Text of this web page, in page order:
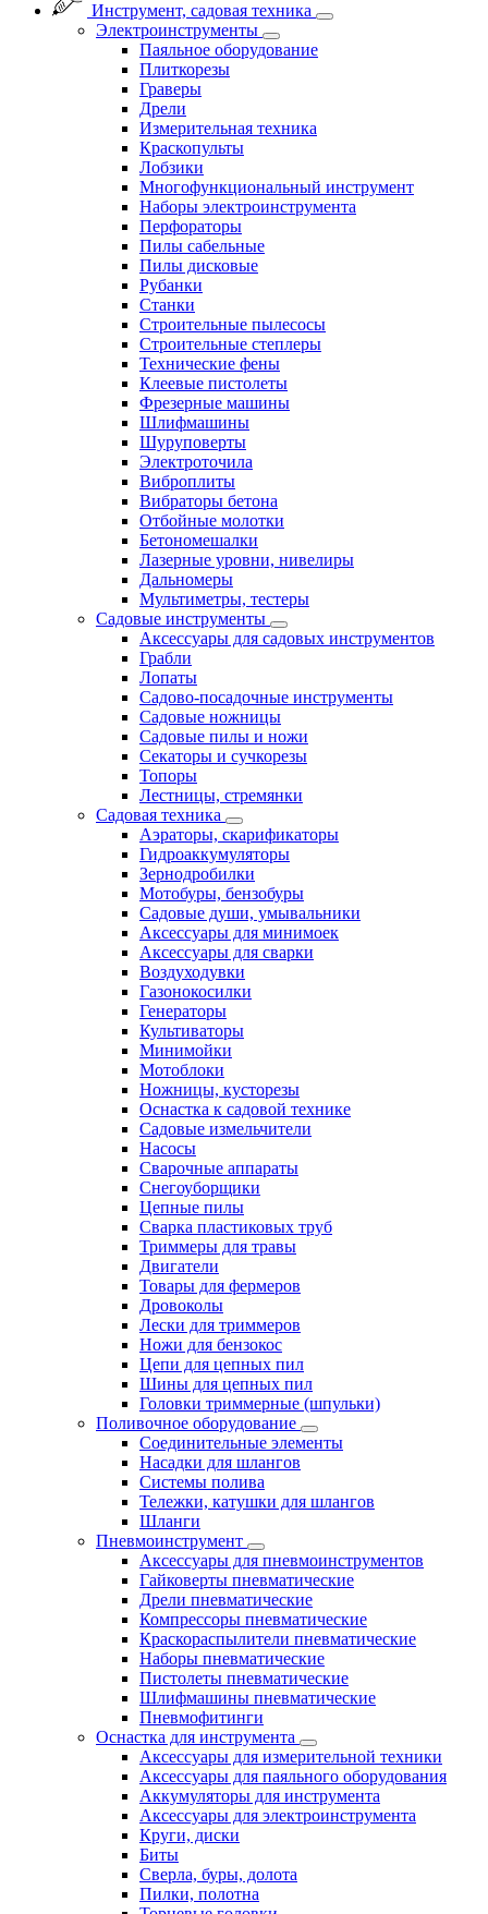
Инструмент, садовая техника
Электроинструменты
Паяльное оборудование
Плиткорезы
Граверы
Дрели
Измерительная техника
Краскопульты
Лобзики
Многофункциональный инструмент
Наборы электроинструмента
Перфораторы
Пилы сабельные
Пилы дисковые
Рубанки
Станки
Строительные пылесосы
Строительные степлеры
Технические фены
Клеевые пистолеты
Фрезерные машины
Шлифмашины
Шуруповерты
Электроточила
Виброплиты
Вибраторы бетона
Отбойные молотки
Бетономешалки
Лазерные уровни, нивелиры
Дальномеры
Мультиметры, тестеры
Садовые инструменты
Аксессуары для садовых инструментов
Грабли
Лопаты
Садово-посадочные инструменты
Садовые ножницы
Садовые пилы и ножи
Секаторы и сучкорезы
Топоры
Лестницы, стремянки
Садовая техника
Аэраторы, скарификаторы
Гидроаккумуляторы
Зернодробилки
Мотобуры, бензобуры
Садовые души, умывальники
Аксессуары для минимоек
Аксессуары для сварки
Воздуходувки
Газонокосилки
Генераторы
Культиваторы
Минимойки
Мотоблоки
Ножницы, кусторезы
Оснастка к садовой технике
Садовые измельчители
Насосы
Сварочные аппараты
Снегоуборщики
Цепные пилы
Сварка пластиковых труб
Триммеры для травы
Двигатели
Товары для фермеров
Дровоколы
Лески для триммеров
Ножи для бензокос
Цепи для цепных пил
Шины для цепных пил
Головки триммерные (шпульки)
Поливочное оборудование
Cоединительные элементы
Насадки для шлангов
Системы полива
Тележки, катушки для шлангов
Шланги
Пневмоинструмент
Аксессуары для пневмоинструментов
Гайковерты пневматические
Дрели пневматические
Компрессоры пневматические
Краскораспылители пневматические
Наборы пневматические
Пистолеты пневматические
Шлифмашины пневматические
Пневмофитинги
Оснастка для инструмента
Аксессуары для измерительной техники
Аксессуары для паяльного оборудования
Аккумуляторы для инструмента
Аксессуары для электроинструмента
Круги, диски
Биты
Сверла, буры, долота
Пилки, полотна